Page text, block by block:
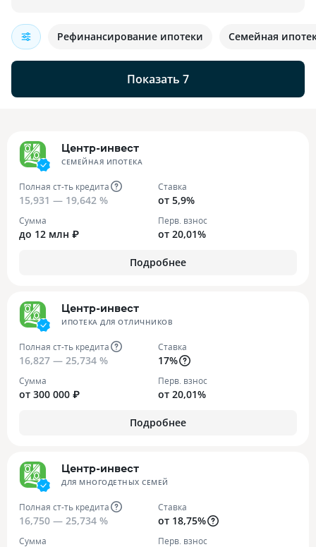
Показать 7
Рефинансирование ипотеки Семейная
Центр-инвест
СЕМЕЙНАЯ ИПОТЕКА
Полная ст-ть кредита
15,931 — 19,642 %
Ставка
от 5,9%
Сумма
до 12 млн ₽
Перв. взнос
от 20,01%
Подробнее
Центр-инвест
ИПОТЕКА ДЛЯ ОТЛИЧНИКОВ
Полная ст-ть кредита
16,827 — 25,734 %
Ставка
17%
Сумма
от 300 000 ₽
Перв. взнос
от 20,01%
Подробнее
Центр-инвест
ДЛЯ МНОГОДЕТНЫХ СЕМЕЙ
Полная ст-ть кредита
16,750 — 25,734 %
Ставка
от 18,75%
Сумма Перв. взнос